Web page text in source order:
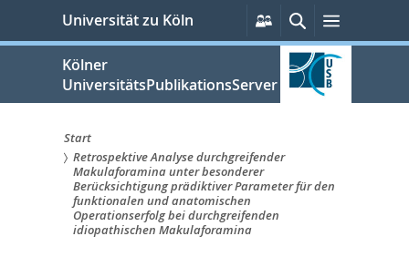
springen
Universität zu Köln
Persönliche
Services
SucheMenü
Kölner
UniversitätsPublikationsServer
Sie
sind
hier:
Start
Retrospektive Analyse durchgreifender
Makulaforamina unter besonderer
Berücksichtigung prädiktiver Parameter für den
funktionalen und anatomischen
Operationserfolg bei durchgreifenden
idiopathischen Makulaforamina